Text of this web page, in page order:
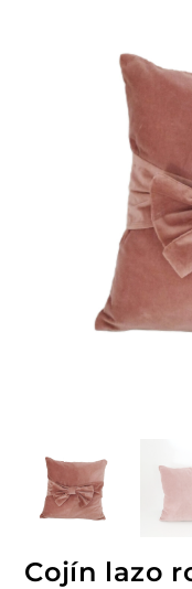
Cojín lazo